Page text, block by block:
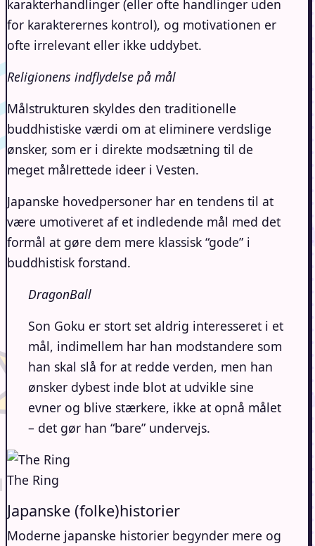
karakterhandlinger (eller ofte handlinger uden
for karakterernes kontrol), og motivationen er
ofte irrelevant eller ikke uddybet.
Religionens indflydelse på mål
Målstrukturen skyldes den traditionelle
buddhistiske værdi om at eliminere verdslige
ønsker, som er i direkte modsætning til de
meget målrettede ideer i Vesten.
Japanske hovedpersoner har en tendens til at
være umotiveret af et indledende mål med det
formål at gøre dem mere klassisk “gode” i
buddhistisk forstand.
DragonBall
Son Goku er stort set aldrig interesseret i et
mål, indimellem har han modstandere som
han skal slå for at redde verden, men han
ønsker dybest inde blot at udvikle sine
evner og blive stærkere, ikke at opnå målet
– det gør han “bare” undervejs.
The Ring
Japanske (folke)historier
Moderne japanske historier begynder mere og